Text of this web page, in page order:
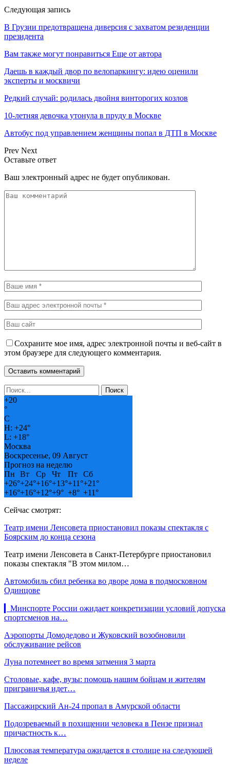
Следующая запись
В Грузии предотвращена диверсия с захватом резиденции
президента
Вам также могут понравиться Еще от автора
Даешь в каждый двор по велопаркингу: идею оценили
эксперты и москвичи
Редкий случай: родилась двойня винторогих козлов
10-летняя девочка утонула в пруду в Москве
Автобус под управлением женщины попал в ДТП в Москве
Prev Next
Оставьте ответ
Ваш электронный адрес не будет опубликован.
Сохраните мое имя, адрес электронной почты и веб-сайт в
этом браузере для следующего комментария.
+20
°
C
H: +24°
L: +18°
Москва
Воскресенье, 09 Август
Прогноз на неделю
Пн
Вт Ср Чт Пт
Сб
+26°+24°+16°+13°+11°+21°
+16°+16°+12°+9° +8° +11°
Сейчас смотрят:
Театр имени Ленсовета приостановил показы спектакля с
Боярским до конца сезона
Театр имени Ленсовета в Санкт-Петербурге приостановил
показы спектакля "В этом милом…
Автомобиль сбил ребенка во дворе дома в подмосковном
Одинцове
▎Минспорте России ожидает конкретизации условий допуска
спортсменов на…
Аэропорты Домодедово и Жуковский возобновили
обслуживание рейсов
Луна потемнеет во время затмения 3 марта
Столовые, кафе, вузы: помощь нашим бойцам и жителям
приграничья идет…
Пассажирский Ан-24 пропал в Амурской области
Подозреваемый в похищении человека в Пензе признал
причастность к…
Плюсовая температура ожидается в столице на следующей
неделе